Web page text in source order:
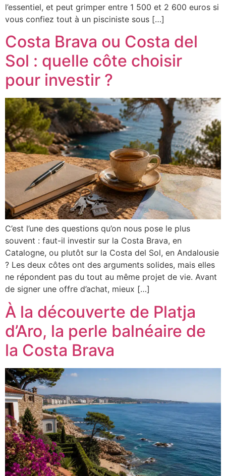
l’essentiel, et peut grimper entre 1 500 et 2 600 euros si
vous confiez tout à un pisciniste sous […]
Costa Brava ou Costa del
Sol : quelle côte choisir
pour investir ?
C’est l’une des questions qu’on nous pose le plus
souvent : faut-il investir sur la Costa Brava, en
Catalogne, ou plutôt sur la Costa del Sol, en Andalousie
? Les deux côtes ont des arguments solides, mais elles
ne répondent pas du tout au même projet de vie. Avant
de signer une offre d’achat, mieux […]
À la découverte de Platja
d’Aro, la perle balnéaire de
la Costa Brava